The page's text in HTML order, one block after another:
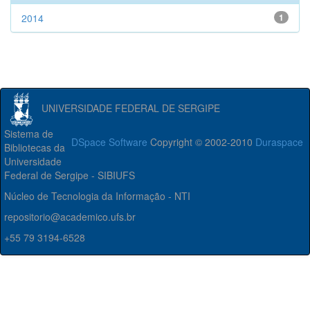
1
2014
UNIVERSIDADE FEDERAL DE SERGIPE
DSpace Software Copyright © 2002-2010 Duraspace
Sistema de
Bibliotecas da
Universidade
Federal de Sergipe - SIBIUFS
Núcleo de Tecnologia da Informação - NTI
repositorio@academico.ufs.br
+55 79 3194-6528